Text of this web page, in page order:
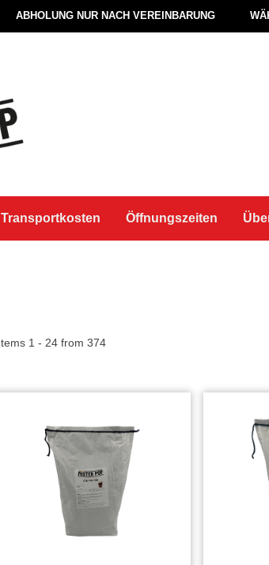
ABHOLUNG NUR NACH VEREINBARUNG
Transportkosten Öffnungszeiten
Items 1 - 24 from 374